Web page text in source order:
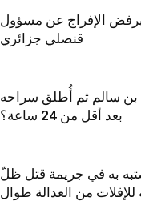
يرفض الإفراج عن مسؤول
قنصلي جزائري
بن سالم ثم أُطلق سراحه
بعد أقل من 24 ساعة؟
به في جريمة قتل ظلّ
من العدالة طوال